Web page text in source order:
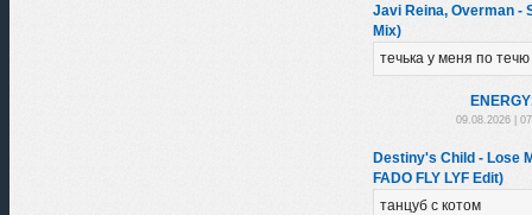
Javi Reina, Overman -
Mix)
течька у меня по течю
09.08.2026 |
Destiny's Child - Lose
FADO FLY LYF Edit)
танцуб с котом